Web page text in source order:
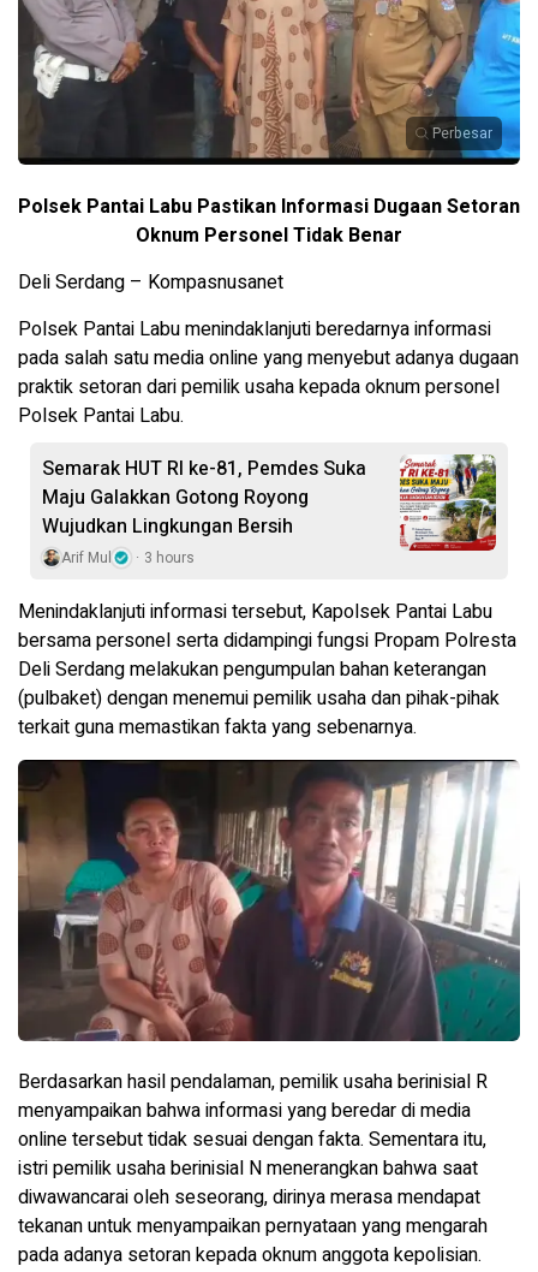
Perbesar
Polsek Pantai Labu Pastikan Informasi Dugaan Setoran
Oknum Personel Tidak Benar
Deli Serdang – Kompasnusanet
Polsek Pantai Labu menindaklanjuti beredarnya informasi
pada salah satu media online yang menyebut adanya dugaan
praktik setoran dari pemilik usaha kepada oknum personel
Polsek Pantai Labu.
Semarak HUT RI ke-81, Pemdes Suka
Maju Galakkan Gotong Royong
Wujudkan Lingkungan Bersih
Arif Mul 3 hours
Menindaklanjuti informasi tersebut, Kapolsek Pantai Labu
bersama personel serta didampingi fungsi Propam Polresta
Deli Serdang melakukan pengumpulan bahan keterangan
(pulbaket) dengan menemui pemilik usaha dan pihak-pihak
terkait guna memastikan fakta yang sebenarnya.
Berdasarkan hasil pendalaman, pemilik usaha berinisial R
menyampaikan bahwa informasi yang beredar di media
online tersebut tidak sesuai dengan fakta. Sementara itu,
istri pemilik usaha berinisial N menerangkan bahwa saat
diwawancarai oleh seseorang, dirinya merasa mendapat
tekanan untuk menyampaikan pernyataan yang mengarah
pada adanya setoran kepada oknum anggota kepolisian.